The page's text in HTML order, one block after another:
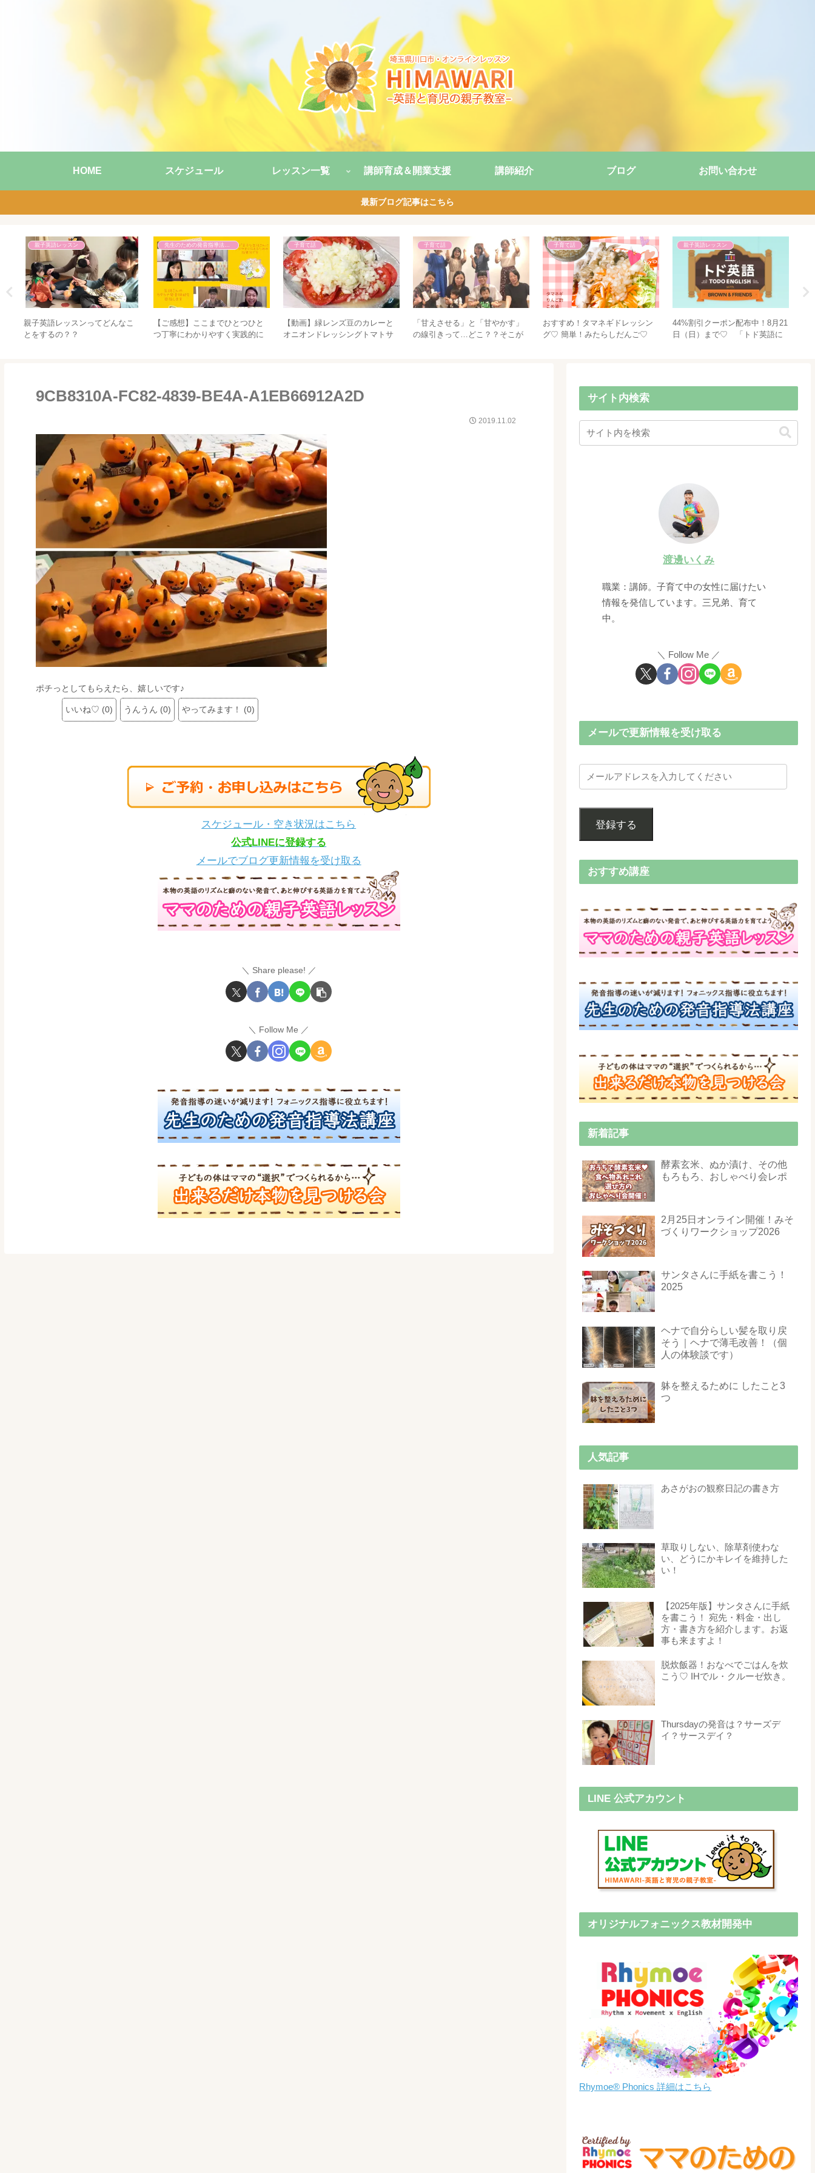
HOME スケジュール レッスン一覧 講師育成＆開業支援 講師紹介 ブログ お問い合わせ
最新ブログ記事はこちら
親子英語レッスン
親子英語レッスンってどんなこ
とをするの？？
【ご感想】ここまでひとつひと
つ丁寧にわかりやすく実践的に
子育て話
【動画】緑レンズ豆のカレーと
オニオンドレッシングトマトサ
子育て話
「甘えさせる」と「甘やかす」
の線引きって…どこ？？そこが
子育て話
おすすめ！タマネギドレッシン
グ♡ 簡単！みたらしだんご♡
親子英語レッスン
44%割引クーポン配布中！8月21
日（日）まで♡ 「トド英語に
9CB8310A-FC82-4839-BE4A-A1EB66912A2D
2019.11.02
ポチっとしてもらえたら、嬉しいです♪
いいね♡ (0) うんうん (0) やってみます！ (0)
スケジュール・空き状況はこちら
公式LINEに登録する
メールでブログ更新情報を受け取る
Share please!
Follow Me
サイト内検索
渡邊いくみ
職業：講師。子育て中の女性に届けたい
情報を発信しています。三兄弟、育て
中。
Follow Me
メールで更新情報を受け取る
登録する
おすすめ講座
新着記事
酵素玄米、ぬか漬け、その他
もろもろ、おしゃべり会レポ
2月25日オンライン開催！みそ
づくりワークショップ2026
サンタさんに手紙を書こう！
2025
ヘナで自分らしい髪を取り戻
そう｜ヘナで薄毛改善！（個
人の体験談です）
躰を整えるために したこと3
つ
人気記事
あさがおの観察日記の書き方
草取りしない、除草剤使わな
い、どうにかキレイを維持した
い！
【2025年版】サンタさんに手紙
を書こう！ 宛先・料金・出し
方・書き方を紹介します。お返
事も来ますよ！
脱炊飯器！おなべでごはんを炊
こう♡ IHでル・クルーゼ炊き。
Thursdayの発音は？サーズデ
イ？サースデイ？
LINE 公式アカウント
オリジナルフォニックス教材開発中
Rhymoe® Phonics 詳細はこちら